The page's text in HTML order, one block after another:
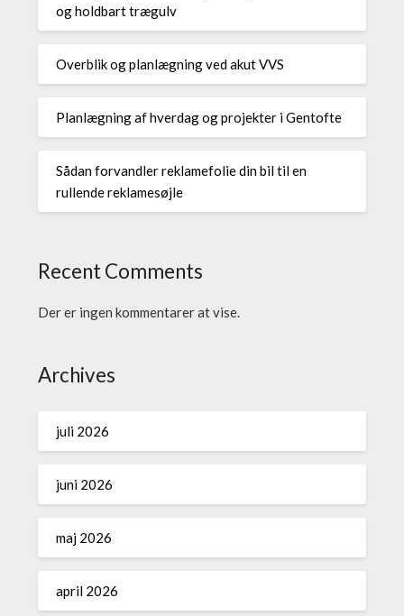
og holdbart trægulv
Overblik og planlægning ved akut VVS
Planlægning af hverdag og projekter i Gentofte
Sådan forvandler reklamefolie din bil til en
rullende reklamesøjle
Recent Comments
Der er ingen kommentarer at vise.
Archives
juli 2026
juni 2026
maj 2026
april 2026